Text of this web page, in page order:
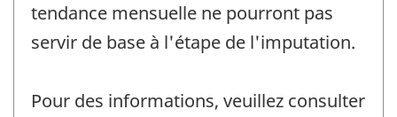
tendance mensuelle ne pourront pas
servir de base à l'étape de l'imputation.
Pour des informations, veuillez consulter